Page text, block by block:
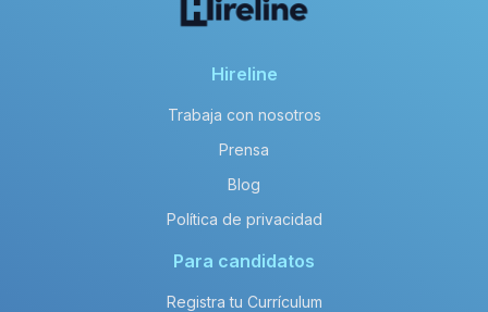
Hireline
Trabaja con nosotros
Prensa
Blog
Política de privacidad
Para candidatos
Registra tu Currículum